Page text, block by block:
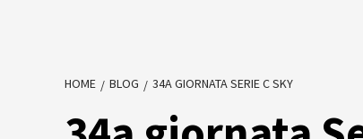
HOME BLOG 34A GIORNATA SERIE C SKY